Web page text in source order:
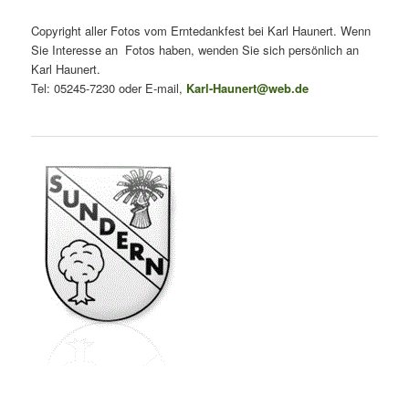
Copyright aller Fotos vom Erntedankfest bei Karl Haunert. Wenn
Sie Interesse an Fotos haben, wenden Sie sich persönlich an
Karl Haunert.
Tel: 05245-7230 oder E-mail, Karl-Haunert@web.de